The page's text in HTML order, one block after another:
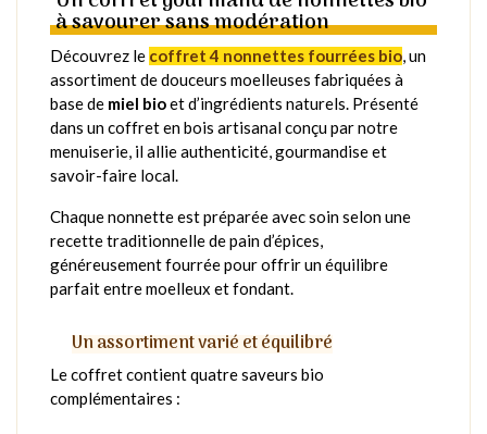
à savourer sans modération
Découvrez le coffret 4 nonnettes fourrées bio, un
assortiment de douceurs moelleuses fabriquées à
base de miel bioet d’ingrédients naturels. Présenté
dans un coffret en bois artisanal conçu par notre
menuiserie, il allie authenticité, gourmandise et
savoir-faire local.
Chaque nonnette est préparée avec soin selon une
recette traditionnelle de pain d’épices,
généreusement fourrée pour offrir un équilibre
parfait entre moelleux et fondant.
Un assortiment varié et équilibré
Le coffret contient quatre saveurs bio
complémentaires :